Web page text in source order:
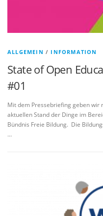
ALLGEMEIN / INFORMATION
State of Open
#01
Mit dem Pressebriefing geben
aktuellen Stand der Dinge im
Bündnis Freie Bildung. Die
…